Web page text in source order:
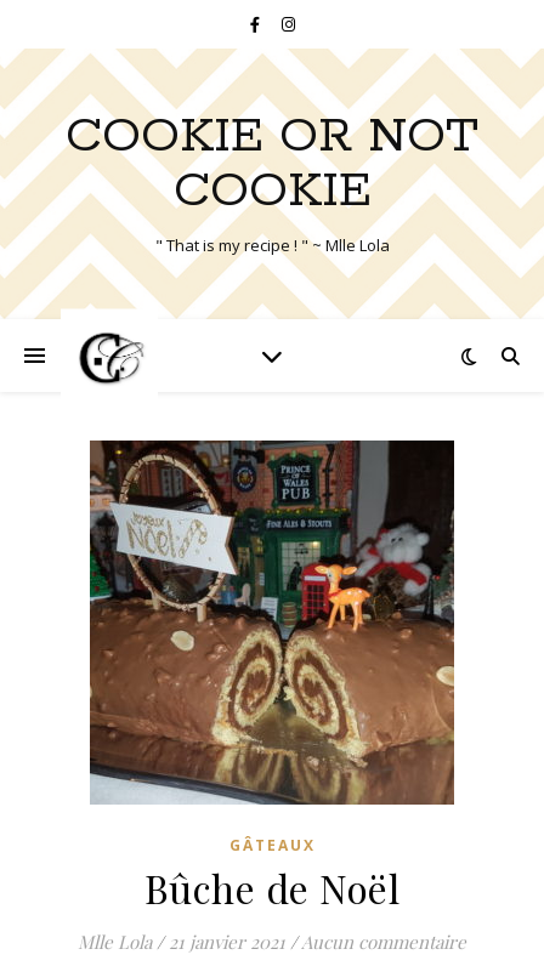
COOKIE OR NOT
COOKIE
" That is my recipe ! " ~ Mlle Lola
GÂTEAUX
Bûche de Noël
Mlle Lola / 21 janvier 2021 /Aucun commentaire